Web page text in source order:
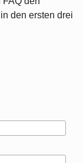
den ersten drei